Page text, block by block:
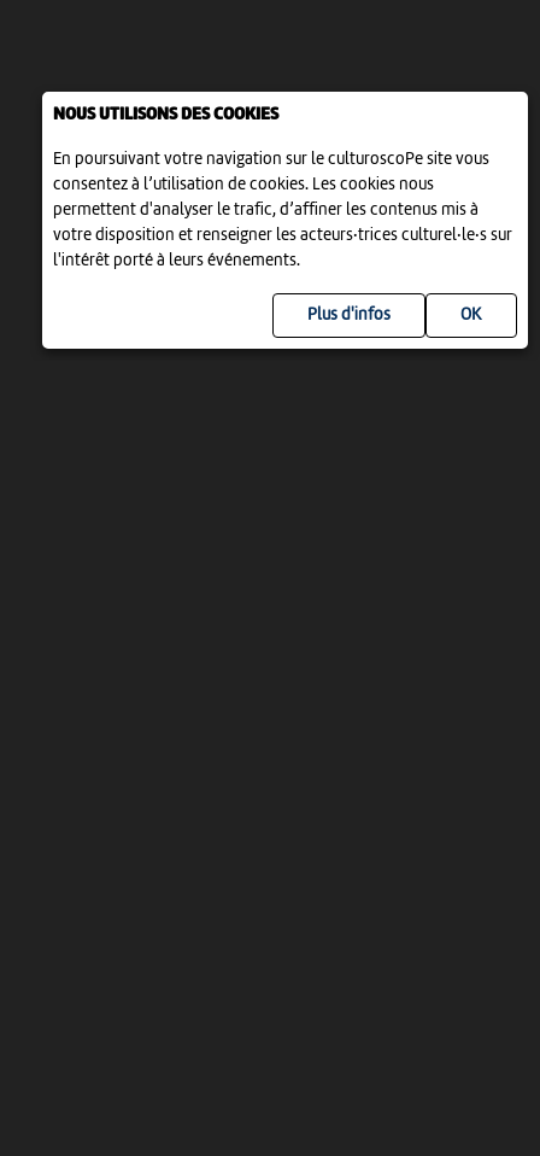
NOUS UTILISONS DES COOKIES
En poursuivant votre navigation sur le culturoscoPe site vous
consentez à l’utilisation de cookies. Les cookies nous
permettent d'analyser le trafic, d’affiner les contenus mis à
votre disposition et renseigner les acteurs·trices culturel·le·s sur
l'intérêt porté à leurs événements.
Plus d'infos